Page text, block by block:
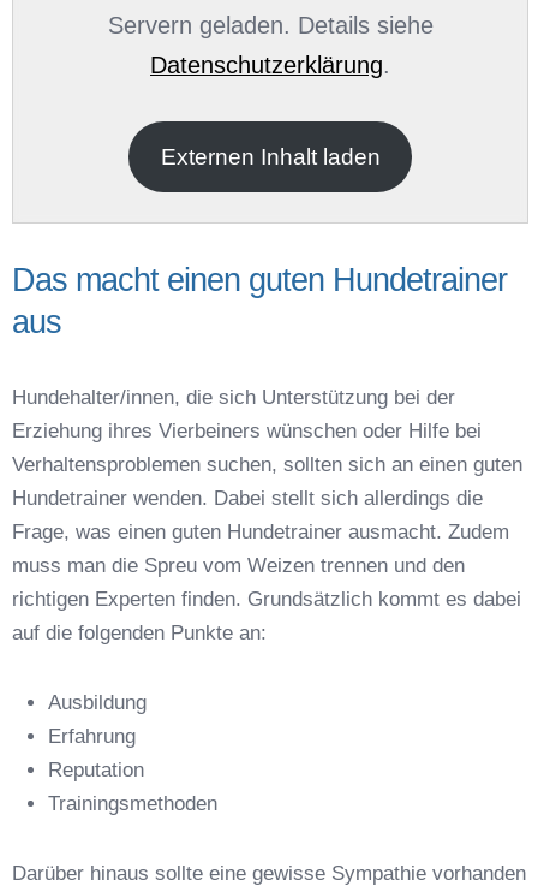
Anschrift
E-Mail-Adresse
Servern geladen. Details siehe
Datenschutzerklärung.
Externen Inhalt laden
Das macht einen guten Hundetrainer
aus
Hundehalter/innen, die sich Unterstützung bei der
Erziehung ihres Vierbeiners wünschen oder Hilfe bei
Verhaltensproblemen suchen, sollten sich an einen guten
Hundetrainer wenden. Dabei stellt sich allerdings die
Frage, was einen guten Hundetrainer ausmacht. Zudem
muss man die Spreu vom Weizen trennen und den
richtigen Experten finden. Grundsätzlich kommt es dabei
auf die folgenden Punkte an:
Ausbildung
Erfahrung
Reputation
Trainingsmethoden
Darüber hinaus sollte eine gewisse Sympathie vorhanden